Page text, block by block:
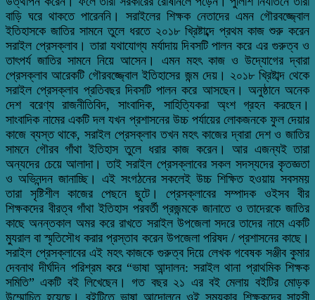
বাড়ি ঘরে থাকতে পারেননি। সরাইলের শিক্ষক নেতাদের এমন গৌরবজ্জ্বোল
ইতিহাসকে জাতির সামনে তুলে ধরতে ২০১৮ খ্রিষ্টাব্দে প্রথম কাজ শুরু করেন
সরাইল প্রেসক্লাব। তারা যথাযোগ্য মর্যাদায় দিবসটি পালন করে এর গুরুত্ব ও
তাৎপর্য জাতির সামনে নিয়ে আসেন। এমন মহৎ কাজ ও উদ্যোগের দ্বারা
প্রেসক্লাব আরেকটি গৌরবজ্জ্বোল ইতিহাসের জন্ম দেয়। ২০১৮ খ্রিষ্টাব্দ থেকে
সরাইল প্রেসক্লাব প্রতিবছর দিবসটি পালন করে আসছেন। অনুষ্ঠানে অনেক
দেশ বরেণ্য রাজনীতিবিদ, সাংবাদিক, সাহিত্যিকরা অ্ংশ গ্রহন করছেন।
সাংবাদিক নামের একটি দল যখন প্রশাসনের উচ্চ পর্যায়ের লোকজনকে ফুল দেয়ার
কাজে ব্যস্ত থাকে, সরাইল প্রেসক্লাব তখন মহৎ কাজের দ্বারা দেশ ও জাতির
সামনে গৌরব গাঁথা ইতিহাস তুলে ধরার কাজ করেন। আর এজন্যই তারা
অন্যদের চেয়ে আলাদা। তাই সরাইল প্রেসক্লাবের সকল সদস্যদের কৃতজ্ঞতা
ও অভিনন্দন জানাচ্ছি। এই সংগঠনের সকলেই উচ্চ শিক্ষিত হওয়ায় সবসময়
তারা সৃষ্টিশীল কাজের পেছনে ছুটে। প্রেসক্লাবের সম্পাদক ওইসব বীর
শিক্ষকদের বীরত্ব গাঁথা ইতিহাস পরবর্তী প্রজন্মকে জানাতে ও তাদেরকে জাতির
কাছে অনন্তকাল অমর করে রাখতে সরাইল উপজেলা সদরে তাদের নামে একটি
ম্যুরাল বা স্মৃতিসৌধ করার প্রস্তাব করেন উপজেলা পরিষদ / প্রশাসনের কাছে।
সরাইল প্রেসক্লাবের এই মহৎ কাজকে গুরুত্ব দিয়ে লেখক গবেষক সঞ্জীব কুমার
দেবনাথ দীর্ঘদিন পরিশ্রম করে “ভাষা আন্দালন: সরাইল থানা প্রাথমিক শিক্ষক
সমিতি” একটি বই লিখেছেন। গত বছর ২১ এর বই মেলায় বইটির মোড়ক
উম্মোচিত হয়েছে। বইটিতে ভাষা আন্দোলনে ওই সময়কার শিক্ষকদের সাহসী